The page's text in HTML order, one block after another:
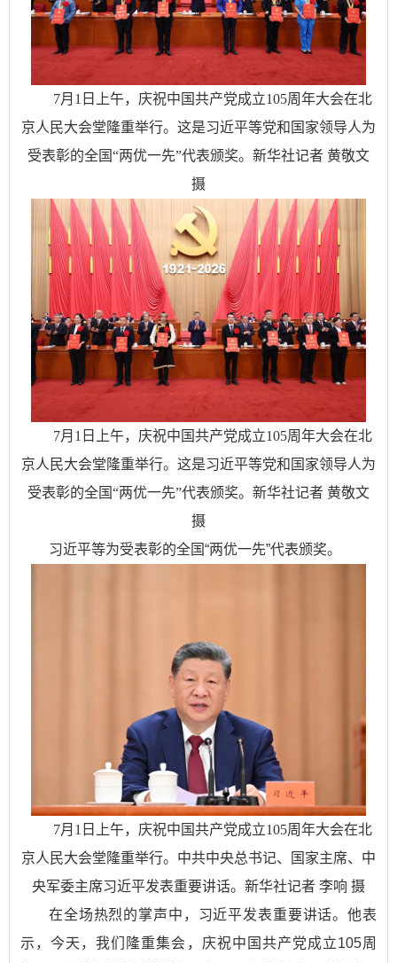
7月1日上午，庆祝中国共产党成立105周年大会在北
京人民大会堂隆重举行。这是习近平等党和国家领导人为
受表彰的全国“两优一先”代表颁奖。新华社记者 黄敬文
摄
7月1日上午，庆祝中国共产党成立105周年大会在北
京人民大会堂隆重举行。这是习近平等党和国家领导人为
受表彰的全国“两优一先”代表颁奖。新华社记者 黄敬文
摄
习近平等为受表彰的全国“两优一先”代表颁奖。
7月1日上午，庆祝中国共产党成立105周年大会在北
京人民大会堂隆重举行。中共中央总书记、国家主席、中
央军委主席习近平发表重要讲话。新华社记者 李响 摄
在全场热烈的掌声中，习近平发表重要讲话。他表
示，今天，我们隆重集会，庆祝中国共产党成立105周